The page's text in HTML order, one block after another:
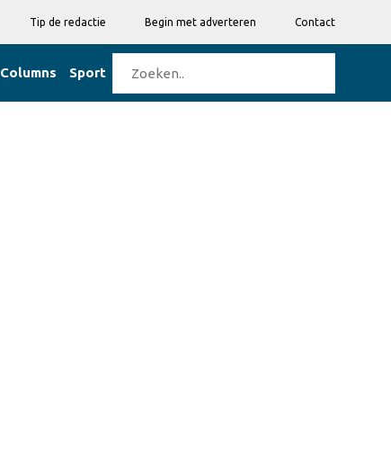
Tip de redactie Begin met adverteren Contact
Columns Sport